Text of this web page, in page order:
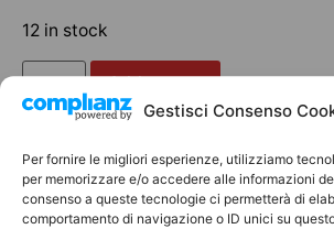
Gestisci Consenso
Per fornire le migliori esperienze, utilizziamo
per memorizzare e/o accedere alle informazioni
consenso a queste tecnologie ci permetterà di
comportamento di navigazione o ID unici su
12 in stock
Add to cart
Discover other products